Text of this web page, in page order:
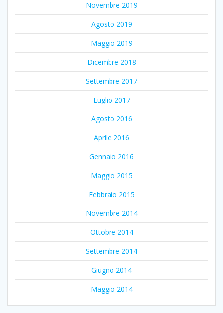
Novembre 2019
Agosto 2019
Maggio 2019
Dicembre 2018
Settembre 2017
Luglio 2017
Agosto 2016
Aprile 2016
Gennaio 2016
Maggio 2015
Febbraio 2015
Novembre 2014
Ottobre 2014
Settembre 2014
Giugno 2014
Maggio 2014